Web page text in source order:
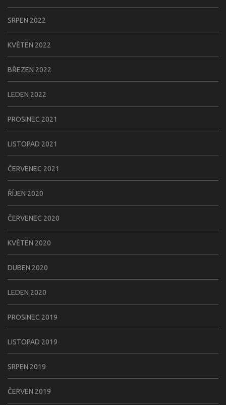
SRPEN 2022
KVĚTEN 2022
BŘEZEN 2022
LEDEN 2022
PROSINEC 2021
LISTOPAD 2021
ČERVENEC 2021
ŘÍJEN 2020
ČERVENEC 2020
KVĚTEN 2020
DUBEN 2020
LEDEN 2020
PROSINEC 2019
LISTOPAD 2019
SRPEN 2019
ČERVEN 2019